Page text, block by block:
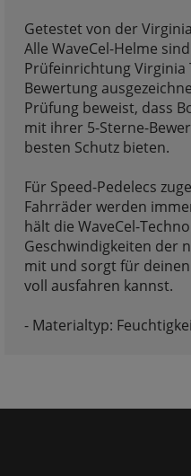
Getestet von der
Alle WaveCel-Helme
Prüfeinrichtung
Bewertung
Prüfung beweist, dass
mit ihrer 5-Sterne-
besten Schutz bieten.
Für Speed-Pedelecs
Fahrräder werden
hält die WaveCel-
Geschwindigkeiten der
mit und sorgt für
voll ausfahren kannst.
- Materialtyp: